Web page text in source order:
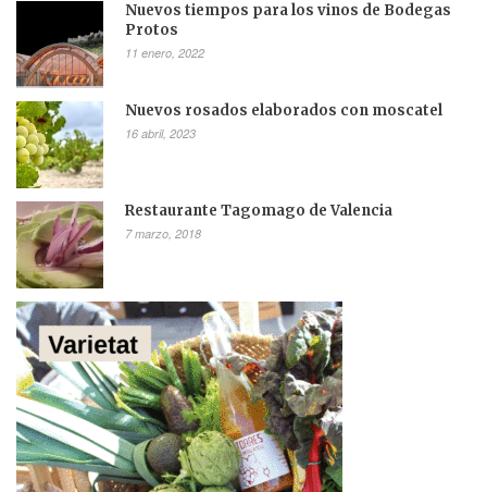
Nuevos tiempos para los vinos de Bodegas
Protos
11 enero, 2022
Nuevos rosados elaborados con moscatel
16 abril, 2023
Restaurante Tagomago de Valencia
7 marzo, 2018